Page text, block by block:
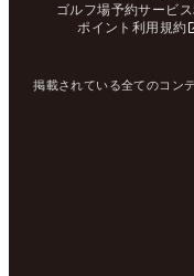
ゴルフ場予約サービ
ポイント利用規約
掲載されている全てのコン